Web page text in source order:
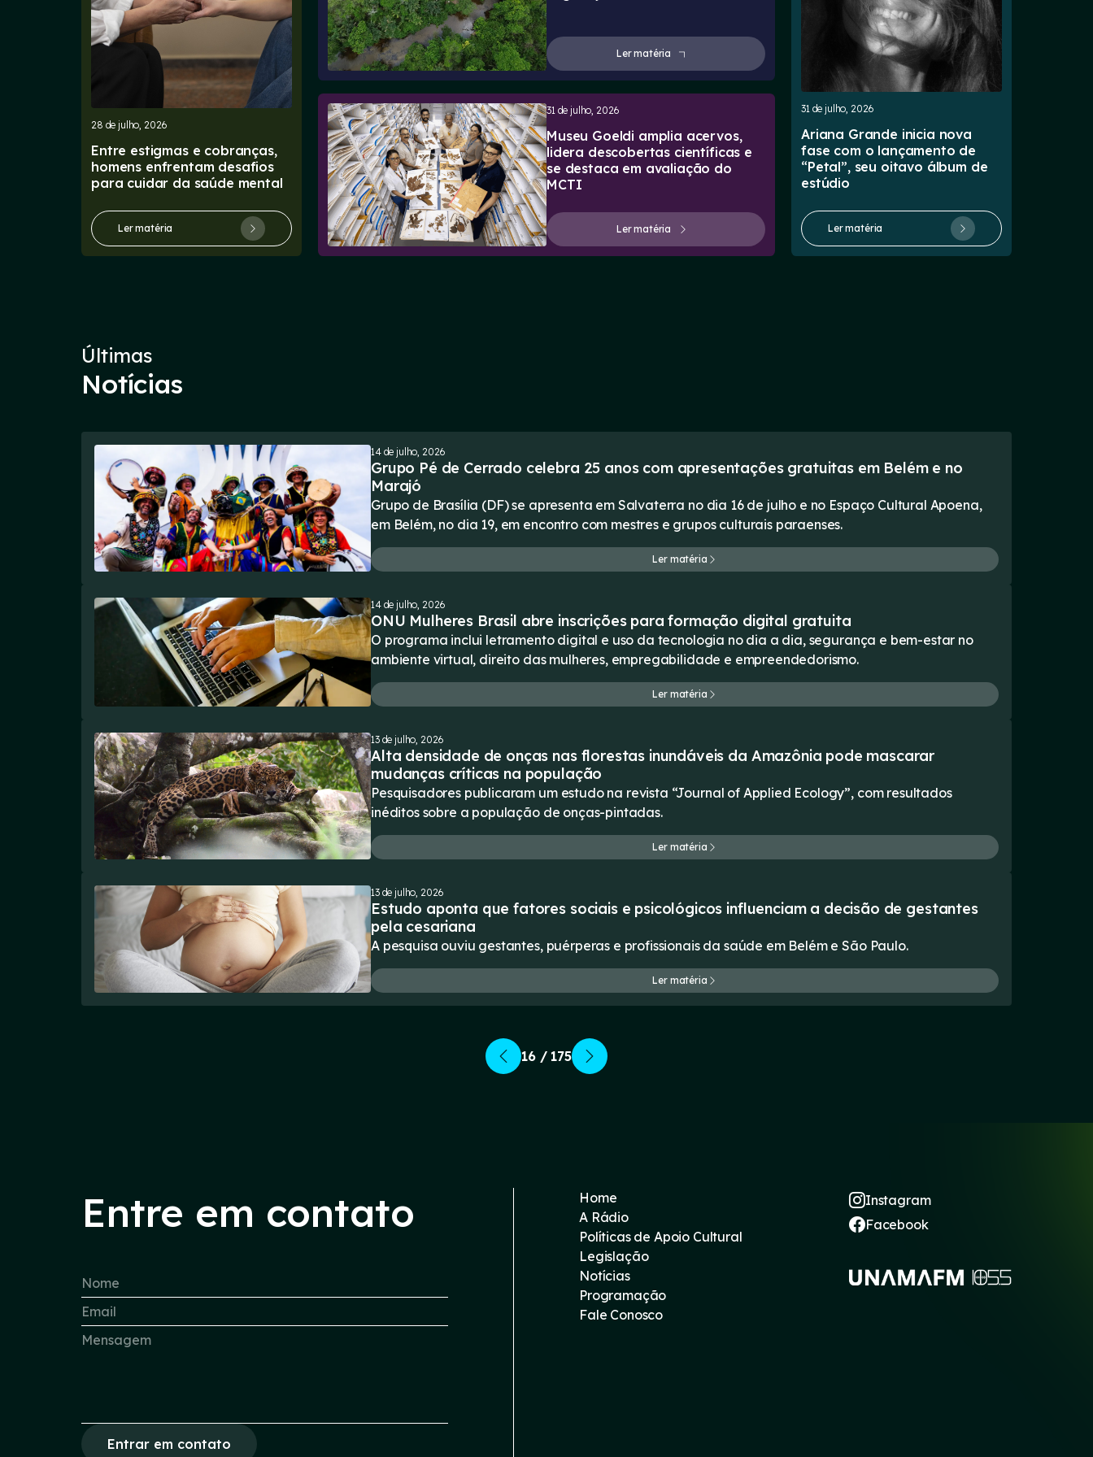
28 de julho, 2026
Entre estigmas e cobranças,
homens enfrentam desafios
para cuidar da saúde mental
Ler matéria
Ler matéria
31 de julho, 2026
Museu Goeldi amplia acervos,
lidera descobertas científicas e
se destaca em avaliação do
MCTI
Ler matéria
31 de julho, 2026
Ariana Grande inicia nova
fase com o lançamento de
“Petal”, seu oitavo álbum de
estúdio
Ler matéria
Últimas
Notícias
14 de julho, 2026
Grupo Pé de Cerrado celebra 25 anos com apresentações gratuitas em Belém e no
Marajó
Grupo de Brasília (DF) se apresenta em Salvaterra no dia 16 de julho e no Espaço Cultural Apoena,
em Belém, no dia 19, em encontro com mestres e grupos culturais paraenses.
Ler matéria
14 de julho, 2026
ONU Mulheres Brasil abre inscrições para formação digital gratuita
O programa inclui letramento digital e uso da tecnologia no dia a dia, segurança e bem-estar no
ambiente virtual, direito das mulheres, empregabilidade e empreendedorismo.
Ler matéria
13 de julho, 2026
Alta densidade de onças nas florestas inundáveis da Amazônia pode mascarar
mudanças críticas na população
Pesquisadores publicaram um estudo na revista “Journal of Applied Ecology”, com resultados
inéditos sobre a população de onças-pintadas.
Ler matéria
13 de julho, 2026
Estudo aponta que fatores sociais e psicológicos influenciam a decisão de gestantes
pela cesariana
A pesquisa ouviu gestantes, puérperas e profissionais da saúde em Belém e São Paulo.
Ler matéria
16 / 175
Entre em contato
Entrar em contato
Home
A Rádio
Políticas de Apoio Cultural
Legislação
Notícias
Programação
Fale Conosco
Instagram
Facebook